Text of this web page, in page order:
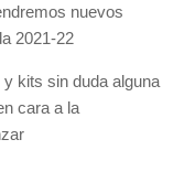
nuevos
2021-22
kits sin duda alguna
cara a la